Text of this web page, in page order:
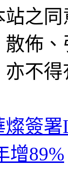
之
佈
不
簽
增89%